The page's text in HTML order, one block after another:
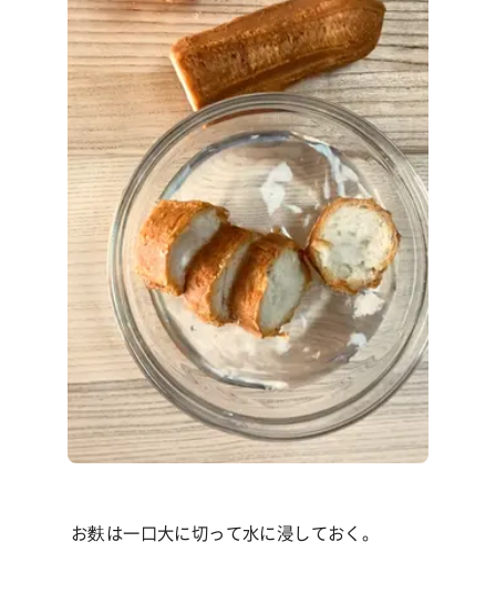
お麩は一口大に切って水に浸しておく。